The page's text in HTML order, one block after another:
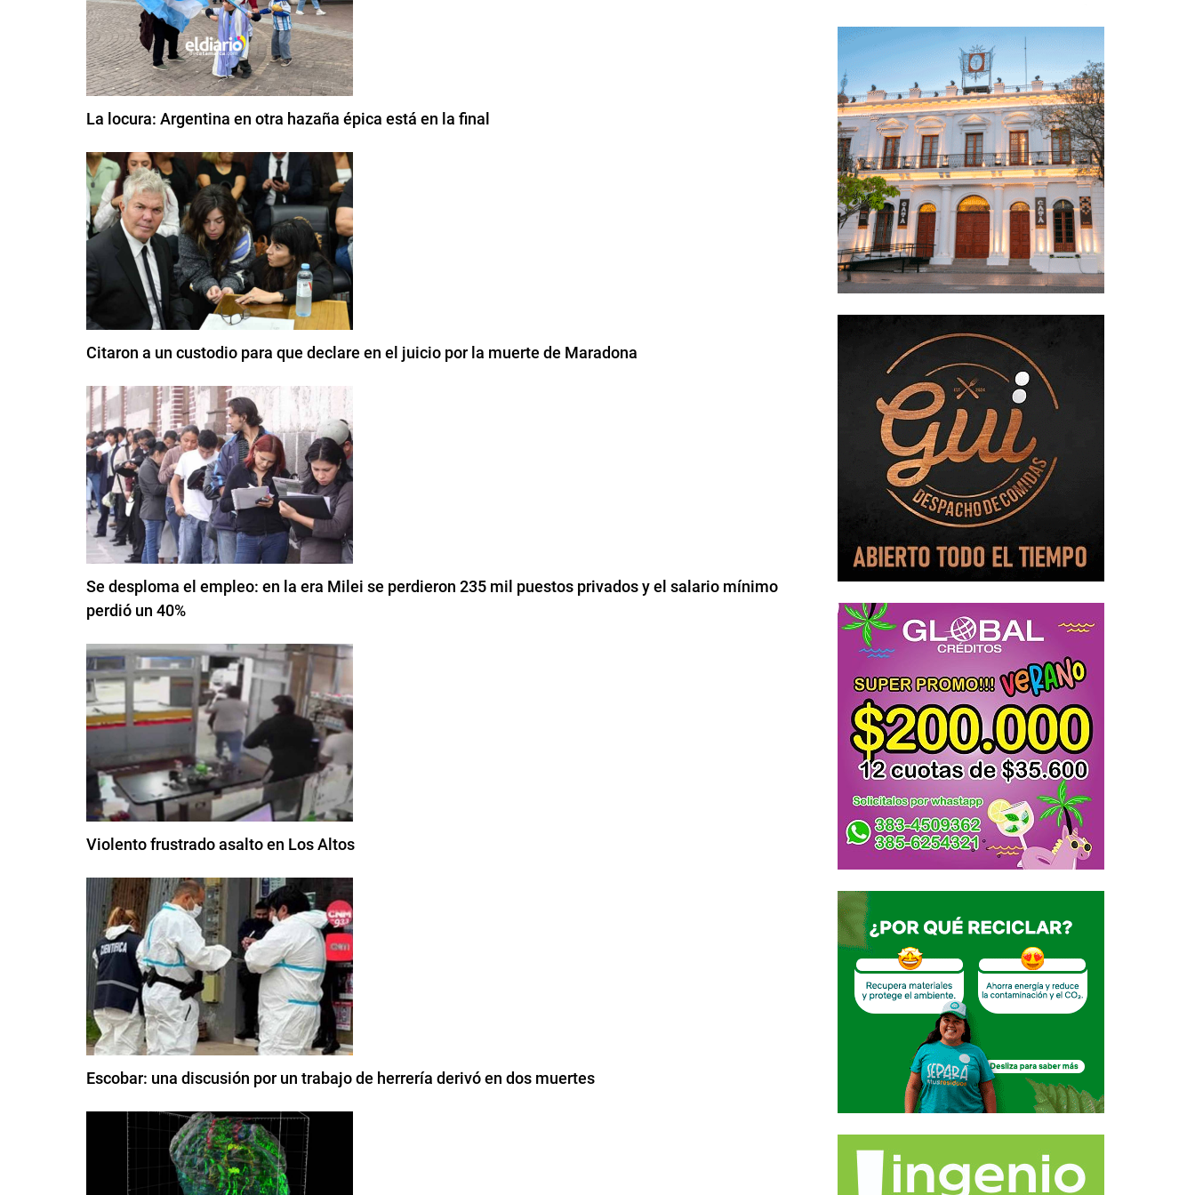
La locura: Argentina en otra hazaña épica está en la final
Citaron a un custodio para que declare en el juicio por la muerte de Maradona
Se desploma el empleo: en la era Milei se perdieron 235 mil puestos privados y el salario mínimo
perdió un 40%
Violento frustrado asalto en Los Altos
Escobar: una discusión por un trabajo de herrería derivó en dos muertes